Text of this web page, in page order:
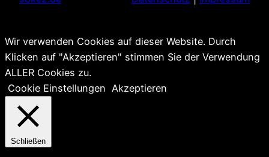
Wir verwenden Cookies auf dieser Website. Durch
Klicken auf "Akzeptieren" stimmen Sie der Verwendung
ALLER Cookies zu.
Cookie Einstellungen Akzeptieren
Schließen